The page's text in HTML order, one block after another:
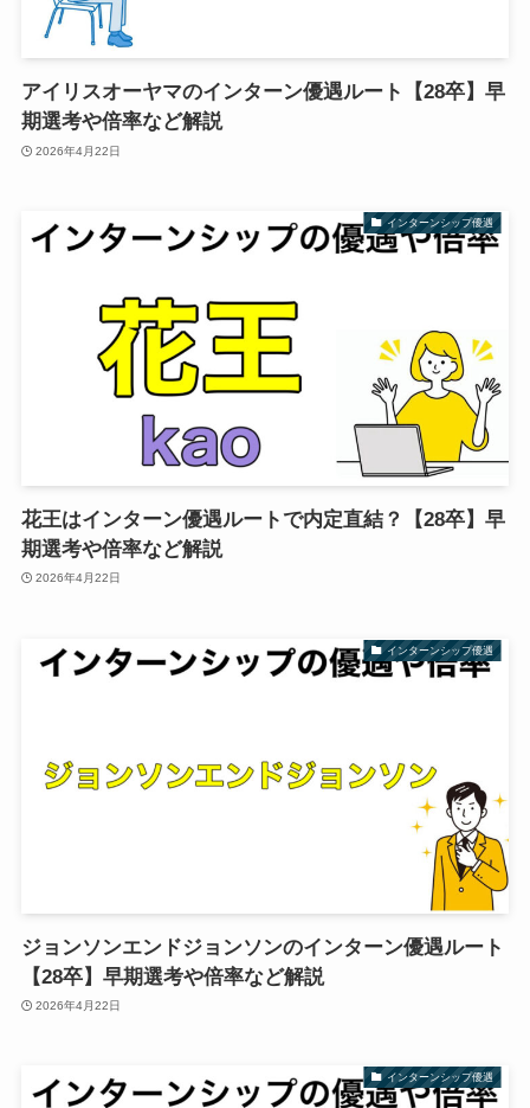
アイリスオーヤマのインターン優遇ルート【28卒】早
期選考や倍率など解説
2026年4月22日
インターンシップ優遇
花王はインターン優遇ルートで内定直結？【28卒】早
期選考や倍率など解説
2026年4月22日
インターンシップ優遇
ジョンソンエンドジョンソンのインターン優遇ルート
【28卒】早期選考や倍率など解説
2026年4月22日
インターンシップ優遇